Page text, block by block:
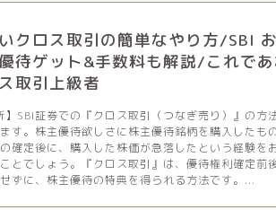
クロス取引の簡単なやり方/SBI お
待ゲット&手数料も解説/これで
取引上級者
SBI証券での『クロス取引（つなぎ売り）』の方
す。株主優待欲しさに株主優待銘柄を購入したも
確定後に、購入した株価が急落したという経験を
とでしょう。『クロス取引』は、優待権利確定前
ずに、株主優待の特典を得られる方法です。...